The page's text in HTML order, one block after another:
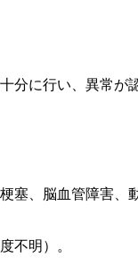
分に行い、異常が
、脳血管障害、
不明）。